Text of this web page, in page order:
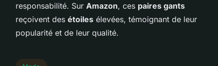
responsabilité. Sur Amazon, ces paires gants
reçoivent des étoiles élevées, témoignant de leur
popularité et de leur qualité.